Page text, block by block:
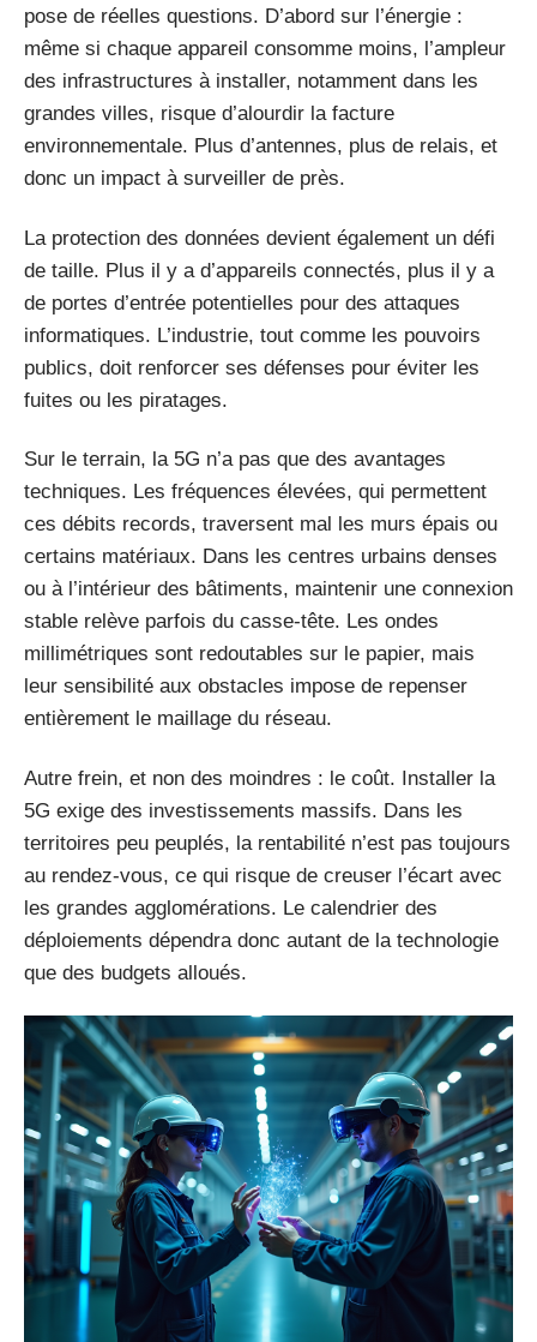
pose de réelles questions. D’abord sur l’énergie :
même si chaque appareil consomme moins, l’ampleur
des infrastructures à installer, notamment dans les
grandes villes, risque d’alourdir la facture
environnementale. Plus d’antennes, plus de relais, et
donc un impact à surveiller de près.
La protection des données devient également un défi
de taille. Plus il y a d’appareils connectés, plus il y a
de portes d’entrée potentielles pour des attaques
informatiques. L’industrie, tout comme les pouvoirs
publics, doit renforcer ses défenses pour éviter les
fuites ou les piratages.
Sur le terrain, la 5G n’a pas que des avantages
techniques. Les fréquences élevées, qui permettent
ces débits records, traversent mal les murs épais ou
certains matériaux. Dans les centres urbains denses
ou à l’intérieur des bâtiments, maintenir une connexion
stable relève parfois du casse-tête. Les ondes
millimétriques sont redoutables sur le papier, mais
leur sensibilité aux obstacles impose de repenser
entièrement le maillage du réseau.
Autre frein, et non des moindres : le coût. Installer la
5G exige des investissements massifs. Dans les
territoires peu peuplés, la rentabilité n’est pas toujours
au rendez-vous, ce qui risque de creuser l’écart avec
les grandes agglomérations. Le calendrier des
déploiements dépendra donc autant de la technologie
que des budgets alloués.